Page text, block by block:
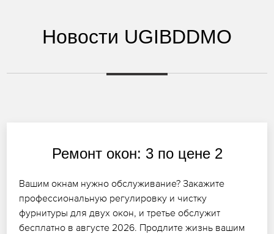
Новости UGIBDDMO
Ремонт окон: 3 по цене 2
Вашим окнам нужно обслуживание? Закажите
профессиональную регулировку и чистку
фурнитуры для двух окон, и третье обслужит
бесплатно в августе 2026. Продлите жизнь вашим